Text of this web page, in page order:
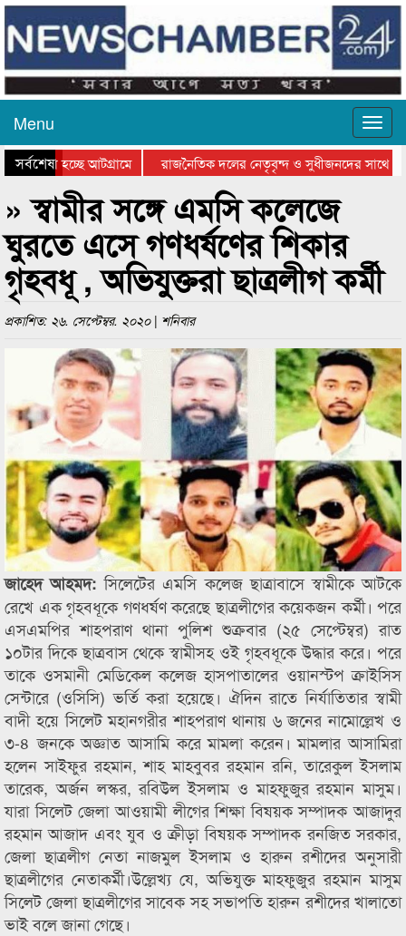
Menu
সর্বশেষহচ্ছে আটগ্রামে
রাজনৈতিক দলের নেতৃবৃন্দ ও সুধীজনদের সাথে
পুরস্কার বিতরণ সম্পন্ন
সিলেটে বাংলাদেশ গ্রুপ থিয়েটার ফেডারেশানের
» স্বামীর সঙ্গে এমসি কলেজে
ঘুরতে এসে গণধর্ষণের শিকার
গৃহবধূ , অভিযুক্তরা ছাত্রলীগ কর্মী
প্রকাশিত: ২৬. সেপ্টেম্বর. ২০২০ | শনিবার
জাহেদ আহমদ: সিলেটের এমসি কলেজ ছাত্রাবাসে স্বামীকে আটকে
রেখে এক গৃহবধূকে গণধর্ষণ করেছে ছাত্রলীগের কয়েকজন কর্মী। পরে
এসএমপির শাহপরাণ থানা পুলিশ শুক্রবার (২৫ সেপ্টেম্বর) রাত
১০টার দিকে ছাত্রবাস থেকে স্বামীসহ ওই গৃহবধূকে উদ্ধার করে। পরে
তাকে ওসমানী মেডিকেল কলেজ হাসপাতালের ওয়ানস্টপ ক্রাইসিস
সেন্টারে (ওসিসি) ভর্তি করা হয়েছে। ঐদিন রাতে নির্যাতিতার স্বামী
বাদী হয়ে সিলেট মহানগরীর শাহপরাণ থানায় ৬ জনের নামোল্লেখ ও
৩-৪ জনকে অজ্ঞাত আসামি করে মামলা করেন। মামলার আসামিরা
হলেন সাইফুর রহমান, শাহ মাহবুবর রহমান রনি, তারেকুল ইসলাম
তারেক, অর্জন লস্কর, রবিউল ইসলাম ও মাহফুজুর রহমান মাসুম।
যারা সিলেট জেলা আওয়ামী লীগের শিক্ষা বিষয়ক সম্পাদক আজাদুর
রহমান আজাদ এবং যুব ও ক্রীড়া বিষয়ক সম্পাদক রনজিত সরকার,
জেলা ছাত্রলীগ নেতা নাজমুল ইসলাম ও হারুন রশীদের অনুসারী
ছাত্রলীগের নেতাকর্মী।উল্লেখ্য যে, অভিযুক্ত মাহফুজুর রহমান মাসুম
সিলেট জেলা ছাত্রলীগের সাবেক সহ সভাপতি হারুন রশীদের খালাতো
ভাই বলে জানা গেছে।